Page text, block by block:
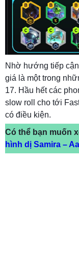
Nhờ hướng tiếp
giá là một trong
17. Hầu hết các
slow roll cho tới
có điều kiện.
Có thể bạn muốn
hình dị Samira –